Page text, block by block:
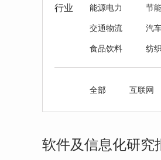
行业 能源电力 节
交通物流
汽
食品饮料
纺
全部 互联网
软件及信息化研究